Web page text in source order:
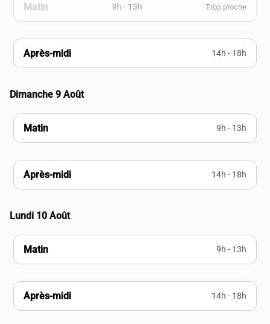
Matin 9h - 13h Trop proche
Après-midi 14h - 18h
Dimanche 9 Août
Matin 9h - 13h
Après-midi 14h - 18h
Lundi 10 Août
Matin 9h - 13h
Après-midi 14h - 18h